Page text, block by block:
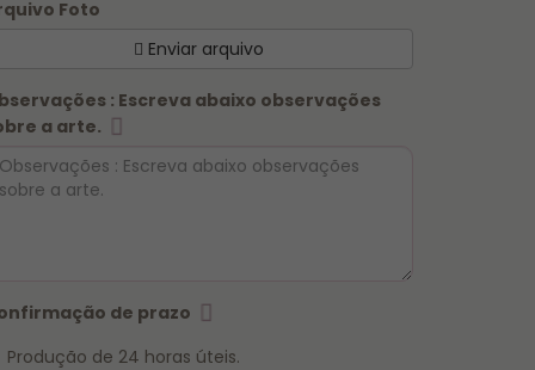
Foto
Enviar arquivo
: Escreva abaixo observações
a arte.
de prazo
Produção de 24 horas úteis.